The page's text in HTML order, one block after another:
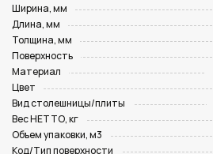
Ширина, мм
Длина, мм
Толщина, мм
Поверхность
Материал
Цвет
Вид столешницы/плиты
Вес НЕТТО, кг
Объем упаковки, м3
Код/Тип поверхности